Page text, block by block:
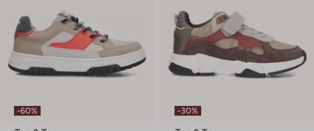
-60% -30%